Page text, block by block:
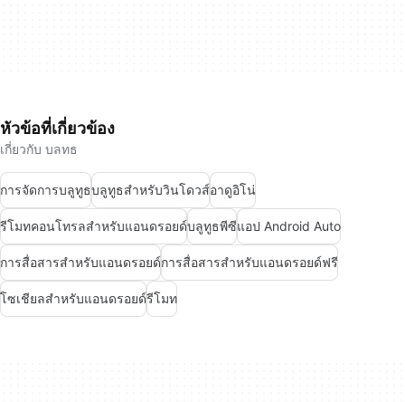
หัวข้อที่เกี่ยวข้อง
เกี่ยวกับ บลทธ
การจัดการบลูทูธบลูทูธสำหรับวินโดวส์อาดูอิโน่
รีโมทคอนโทรลสำหรับแอนดรอยด์บลูทูธพีซีแอป Android Auto
การสื่อสารสำหรับแอนดรอยด์การสื่อสารสำหรับแอนดรอยด์ฟรี
โซเชียลสำหรับแอนดรอยด์รีโมท